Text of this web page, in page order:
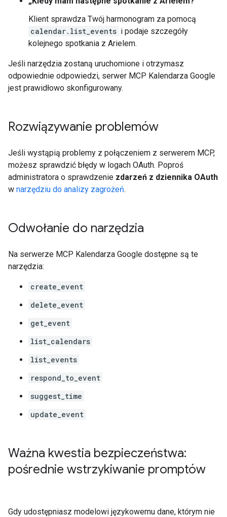
Klient sprawdza Twój harmonogram za pomocą
calendar.list_events i podaje szczegóły
kolejnego spotkania z Arielem.
Jeśli narzędzia zostaną uruchomione i otrzymasz
odpowiednie odpowiedzi, serwer MCP Kalendarza Google
jest prawidłowo skonfigurowany.
Rozwiązywanie problemów
Jeśli wystąpią problemy z połączeniem z serwerem MCP,
możesz sprawdzić błędy w logach OAuth. Poproś
administratora o sprawdzenie zdarzeń z dziennika OAuth
w narzędziu do analizy zagrożeń.
Odwołanie do narzędzia
Na serwerze MCP Kalendarza Google dostępne są te
narzędzia:
create_event
delete_event
get_event
list_calendars
list_events
respond_to_event
suggest_time
update_event
Ważna kwestia bezpieczeństwa:
pośrednie wstrzykiwanie promptów
Gdy udostępniasz modelowi językowemu dane, którym nie